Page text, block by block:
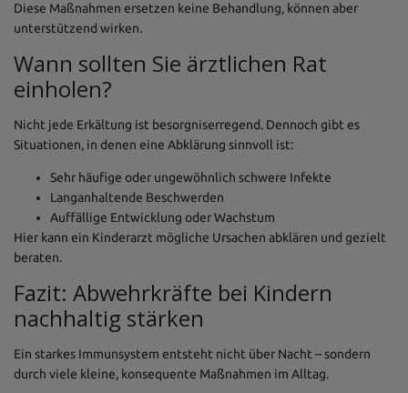
Diese Maßnahmen ersetzen keine Behandlung, können aber
unterstützend wirken.
Wann sollten Sie ärztlichen Rat
einholen?
Nicht jede Erkältung ist besorgniserregend. Dennoch gibt es
Situationen, in denen eine Abklärung sinnvoll ist:
Sehr häufige oder ungewöhnlich schwere Infekte
Langanhaltende Beschwerden
Auffällige Entwicklung oder Wachstum
Hier kann ein Kinderarzt mögliche Ursachen abklären und gezielt
beraten.
Fazit: Abwehrkräfte bei Kindern
nachhaltig stärken
Ein starkes Immunsystem entsteht nicht über Nacht – sondern
durch viele kleine, konsequente Maßnahmen im Alltag.